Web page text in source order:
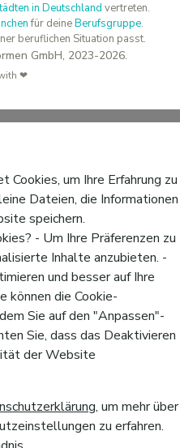
in Deutschland vertreten.
für deineBerufsgruppe.
beruflichen Situation passt.
GmbH, 2023-2026.
❤
um Ihre Erfahrung zu
Dateien, die Informationen
speichern.
- Um Ihre Präferenzen zu
Inhalte anzubieten. -
und besser auf Ihre
können die Cookie-
Sie auf den "Anpassen"-
Sie, dass das Deaktivieren
der Website
, um mehr über
zu erfahren.